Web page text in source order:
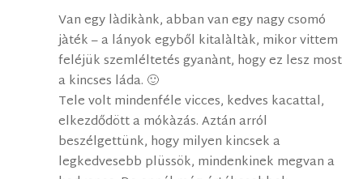
Van egy làdikànk, abban van egy nagy csomó
jàték – a lányok egyből kitalàltàk, mikor vittem
feléjük szemléltetés gyanànt, hogy ez lesz most
a kincses láda. 🙂
Tele volt mindenféle vicces, kedves kacattal,
elkezdődött a mókàzás. Aztán arról
beszélgettünk, hogy milyen kincsek a
legkedvesebb plüssök, mindenkinek megvan a